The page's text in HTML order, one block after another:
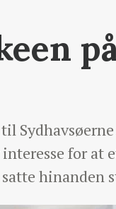
for at
hinanden